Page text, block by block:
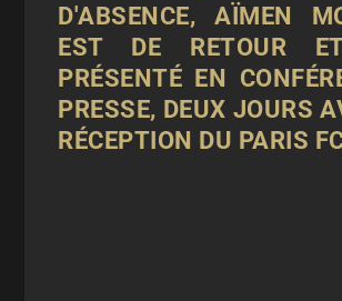
D'ABSENCE, AÏMEN
EST DE RETOUR
PRÉSENTÉ EN
PRESSE, DEUX JOURS
RÉCEPTION DU PARIS